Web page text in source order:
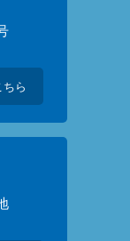
ちら